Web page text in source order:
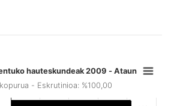
hauteskundeak 2009 - Ataun
- Eskrutinioa: %100,00